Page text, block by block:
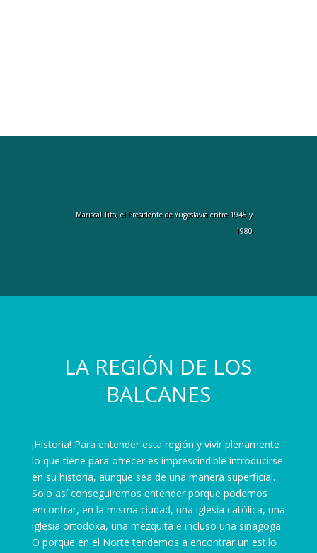
Mariscal Tito, el Presidente de Yugoslavia entre 1945 y
1980
LA REGIÓN DE LOS
BALCANES
¡Historia! Para entender esta región y vivir plenamente
lo que tiene para ofrecer es imprescindible introducirse
en su historia, aunque sea de una manera superficial.
Solo así conseguiremos entender porque podemos
encontrar, en la misma ciudad, una iglesia católica, una
iglesia ortodoxa, una mezquita e incluso una sinagoga.
O porque en el Norte tendemos a encontrar un estilo